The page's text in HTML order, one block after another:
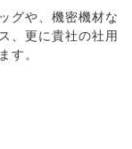
グや、機密機材な
、更に貴社の社用
す。